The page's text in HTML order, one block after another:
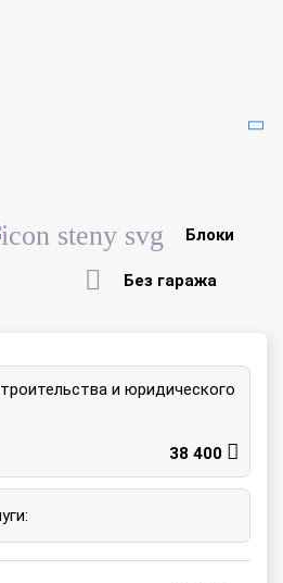
Блоки
Без гаража
и юридического
38 400